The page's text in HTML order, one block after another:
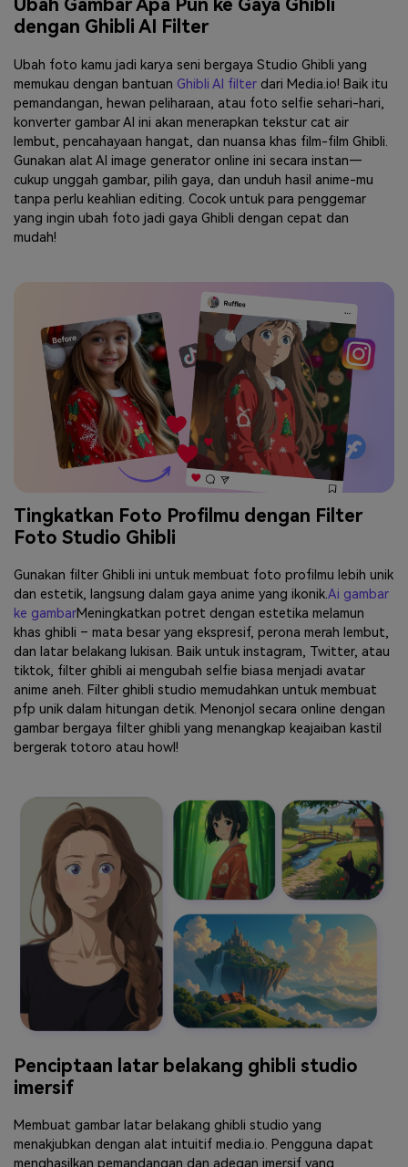
Ubah Gambar Apa Pun ke Gaya Ghibli
dengan Ghibli AI Filter
Ubah foto kamu jadi karya seni bergaya Studio Ghibli yang
memukau dengan bantuan Ghibli AI filter dari Media.io! Baik itu
pemandangan, hewan peliharaan, atau foto selfie sehari-hari,
konverter gambar AI ini akan menerapkan tekstur cat air
lembut, pencahayaan hangat, dan nuansa khas film-film Ghibli.
Gunakan alat AI image generator online ini secara instan—
cukup unggah gambar, pilih gaya, dan unduh hasil anime-mu
tanpa perlu keahlian editing. Cocok untuk para penggemar
yang ingin ubah foto jadi gaya Ghibli dengan cepat dan
mudah!
Tingkatkan Foto Profilmu dengan Filter
Foto Studio Ghibli
Gunakan filter Ghibli ini untuk membuat foto profilmu lebih unik
dan estetik, langsung dalam gaya anime yang ikonik.Ai gambar
ke gambarMeningkatkan potret dengan estetika melamun
khas ghibli – mata besar yang ekspresif, perona merah lembut,
dan latar belakang lukisan. Baik untuk instagram, Twitter, atau
tiktok, filter ghibli ai mengubah selfie biasa menjadi avatar
anime aneh. Filter ghibli studio memudahkan untuk membuat
pfp unik dalam hitungan detik. Menonjol secara online dengan
gambar bergaya filter ghibli yang menangkap keajaiban kastil
bergerak totoro atau howl!
Penciptaan latar belakang ghibli studio
imersif
Membuat gambar latar belakang ghibli studio yang
menakjubkan dengan alat intuitif media.io. Pengguna dapat